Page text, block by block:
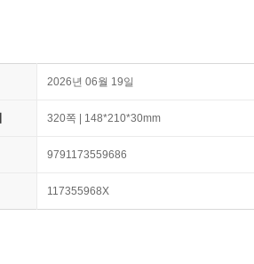
2026년 06월 19일
320쪽 | 148*210*30mm
9791173559686
117355968X